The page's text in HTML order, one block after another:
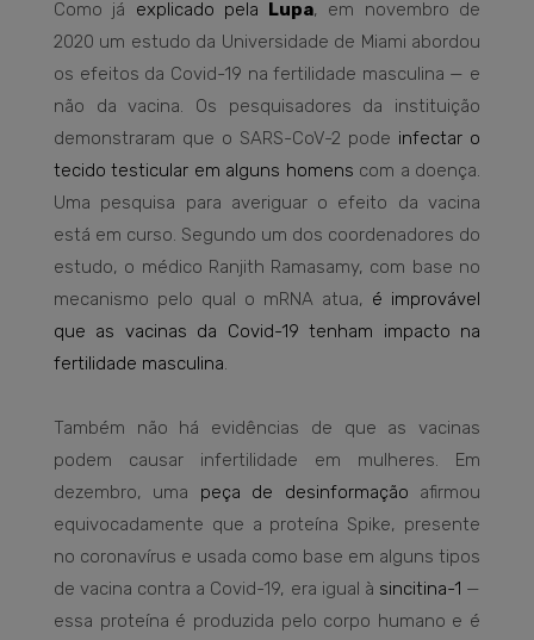
Como já explicado pela Lupa, em novembro de
2020 um estudo da Universidade de Miami abordou
os efeitos da Covid-19 na fertilidade masculina — e
não da vacina. Os pesquisadores da instituição
demonstraram que o SARS-CoV-2 pode infectar o
tecido testicular em alguns homens com a doença.
Uma pesquisa para averiguar o efeito da vacina
está em curso. Segundo um dos coordenadores do
estudo, o médico Ranjith Ramasamy, com base no
mecanismo pelo qual o mRNA atua, é improvável
que as vacinas da Covid-19 tenham impacto na
fertilidade masculina.
Também não há evidências de que as vacinas
podem causar infertilidade em mulheres. Em
dezembro, uma peça de desinformação afirmou
equivocadamente que a proteína Spike, presente
no coronavírus e usada como base em alguns tipos
de vacina contra a Covid-19, era igual à sincitina-1 —
essa proteína é produzida pelo corpo humano e é